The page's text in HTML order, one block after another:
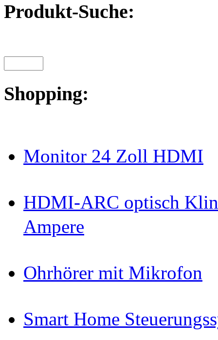
Produkt-Suche:
Shopping:
Monitor 24 Zoll HDMI
HDMI-ARC optisch
Ampere
Ohrhörer mit Mikrofon
Smart Home